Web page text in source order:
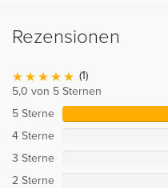
Rezensionen
(1)
5,0 von 5 Sternen
5 Sterne
4 Sterne
3 Sterne
2 Sterne